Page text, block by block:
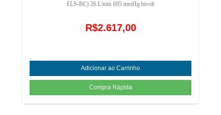
ELS-BC) 26 L/min 695 mmHg bivolt
R$2.617,00